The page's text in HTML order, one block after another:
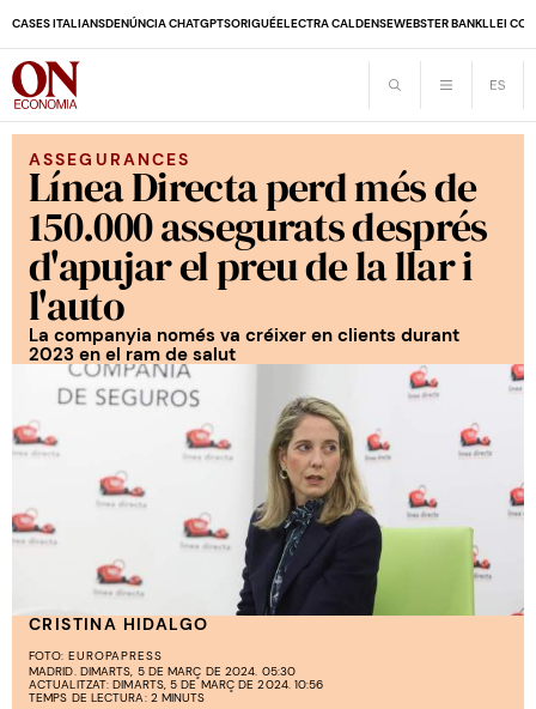
CASES ITALIANSDENÚNCIA CHATGPTSORIGUÉELECTRA CALDENSEWEBSTER BANKLLEI
ASSEGURANCES
Línea Directa perd més de
150.000 assegurats després
d'apujar el preu de la llar i
l'auto
La companyia només va créixer en clients durant
2023 en el ram de salut
CRISTINA HIDALGO
FOTO: EUROPAPRESS
MADRID. DIMARTS, 5 DE MARÇ DE 2024. 05:30
ACTUALITZAT: DIMARTS, 5 DE MARÇ DE 2024. 10:56
TEMPS DE LECTURA: 2 MINUTS